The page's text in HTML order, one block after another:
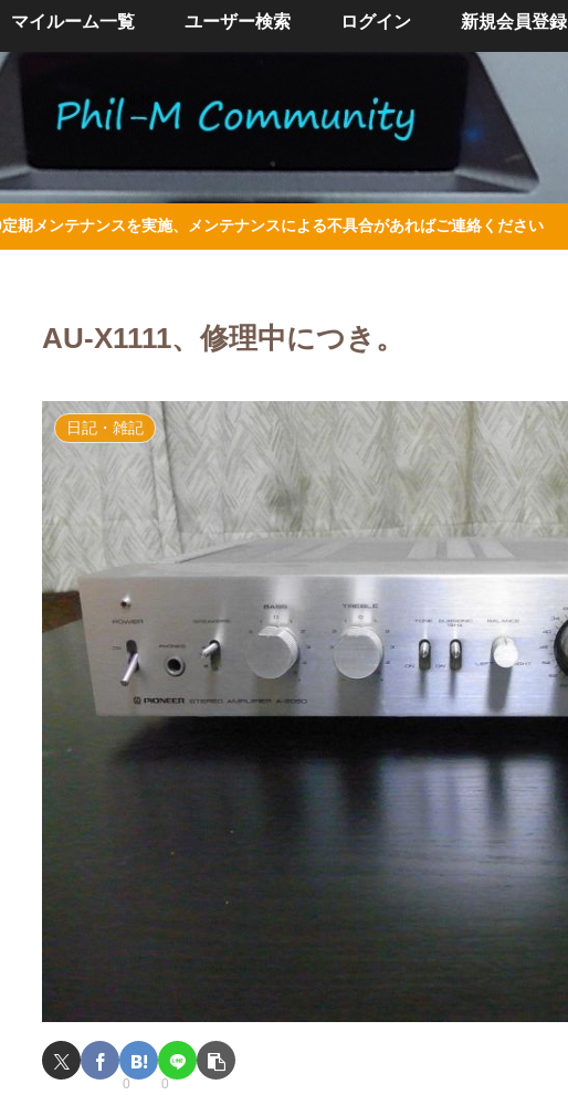
マイルーム一覧 ユーザー検索 ログイン 新規会員登録
期メンテナンスを実施、メンテナンスによる不具合があればご連絡ください
AU-X1111、修理中につき。
日記・雑記
0 0